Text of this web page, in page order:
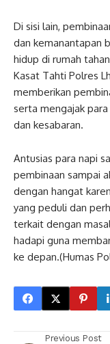
Di sisi lain,
dan kemanantapan
hidup di rumah
Kasat Tahti Polres
memberikan
serta mengajak
dan kesabaran.
Antusias para napi
pembinaan sampai
dengan hangat
yang peduli dan
terkait dengan
hadapi guna
ke depan.(Humas
Previous Post